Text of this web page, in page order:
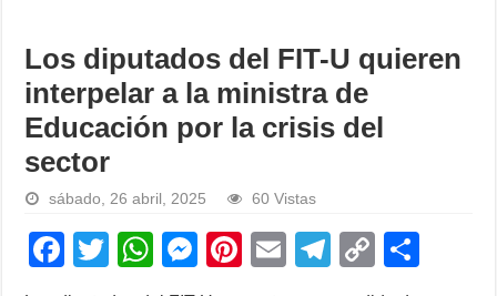
Los diputados del FIT-U quieren
interpelar a la ministra de
Educación por la crisis del
sector
sábado, 26 abril, 2025 60 Vistas
F
a
T
wi
W
h
M
e
Pi
E
T
C
o